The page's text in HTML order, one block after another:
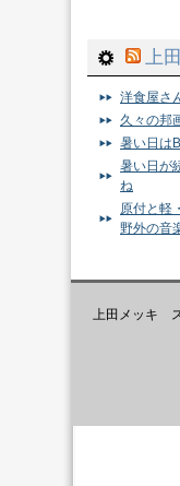
上
洋食屋さ
久々の邦
暑い日は
暑い日が
ね
原付と軽
野外の音
上田メッキ